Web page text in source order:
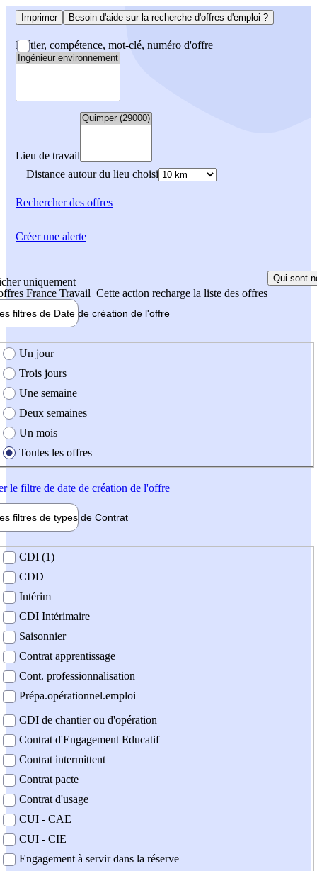
Imprimer Besoin d'aide sur la recherche d'offres d'emploi ?
Métier, compétence, mot-clé, numéro d'offre
Lieu de travail
Distance autour du lieu choisi
Rechercherdes offres
uniquement
France Travail Cette action recharge la liste des offres
Qui sont
filtres de Date de création de l'offre
création de l'offre
Un jour
Trois jours
Une semaine
Deux semaines
Un mois
Toutes les offres
le filtre de date de création de l'offre
filtres de types de Contrat
contrat
CDI (1)
CDD
Intérim
CDI Intérimaire
Saisonnier
Contrat apprentissage
Cont. professionnalisation
Prépa.opérationnel.emploi
CDI de chantier ou d'opération
Contrat d'Engagement Educatif
Contrat intermittent
Contrat pacte
Contrat d'usage
CUI - CAE
CUI - CIE
Engagement à servir dans la réserve
Créer une alerte